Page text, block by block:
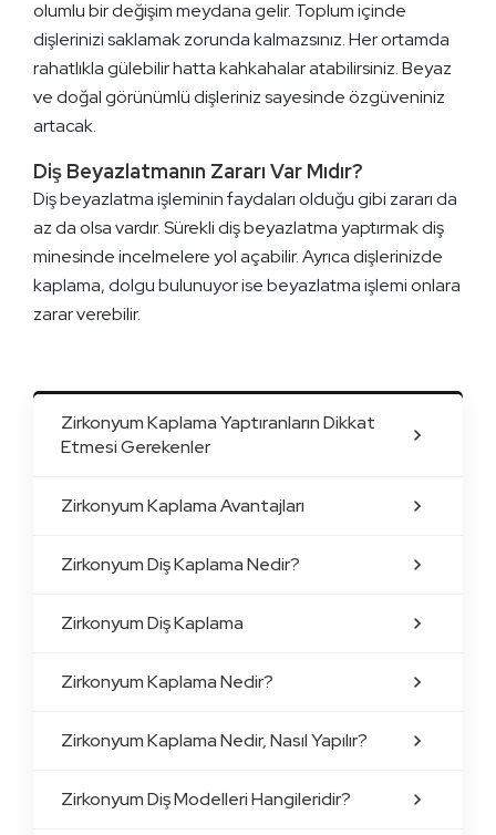
olumlu bir değişim meydana gelir. Toplum içinde
dişlerinizi saklamak zorunda kalmazsınız. Her ortamda
rahatlıkla gülebilir hatta kahkahalar atabilirsiniz. Beyaz
ve doğal görünümlü dişleriniz sayesinde özgüveniniz
artacak.
Diş Beyazlatmanın Zararı Var Mıdır?
Diş beyazlatma işleminin faydaları olduğu gibi zararı da
az da olsa vardır. Sürekli diş beyazlatma yaptırmak diş
minesinde incelmelere yol açabilir. Ayrıca dişlerinizde
kaplama, dolgu bulunuyor ise beyazlatma işlemi onlara
zarar verebilir.
Zirkonyum Kaplama Yaptıranların Dikkat
Etmesi Gerekenler
Zirkonyum Kaplama Avantajları
Zirkonyum Diş Kaplama Nedir?
Zirkonyum Diş Kaplama
Zirkonyum Kaplama Nedir?
Zirkonyum Kaplama Nedir, Nasıl Yapılır?
Zirkonyum Diş Modelleri Hangileridir?